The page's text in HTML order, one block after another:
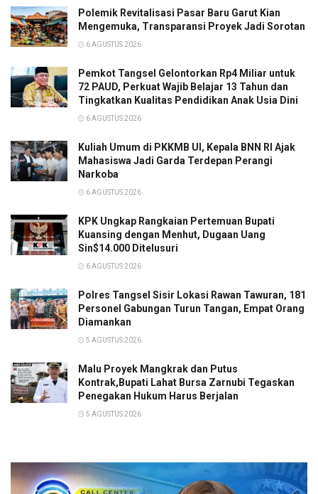
Polemik Revitalisasi Pasar Baru Garut Kian
Mengemuka, Transparansi Proyek Jadi Sorotan
6 AGUSTUS 2026
Pemkot Tangsel Gelontorkan Rp4 Miliar untuk
72 PAUD, Perkuat Wajib Belajar 13 Tahun dan
Tingkatkan Kualitas Pendidikan Anak Usia Dini
6 AGUSTUS 2026
Kuliah Umum di PKKMB UI, Kepala BNN RI Ajak
Mahasiswa Jadi Garda Terdepan Perangi
Narkoba
6 AGUSTUS 2026
KPK Ungkap Rangkaian Pertemuan Bupati
Kuansing dengan Menhut, Dugaan Uang
Sin$14.000 Ditelusuri
6 AGUSTUS 2026
Polres Tangsel Sisir Lokasi Rawan Tawuran, 181
Personel Gabungan Turun Tangan, Empat Orang
Diamankan
5 AGUSTUS 2026
Malu Proyek Mangkrak dan Putus
Kontrak,Bupati Lahat Bursa Zarnubi Tegaskan
Penegakan Hukum Harus Berjalan
5 AGUSTUS 2026